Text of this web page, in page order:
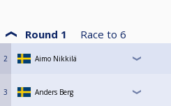
Round 1 Race to 6
2 Aimo Nikkilä
3 Anders Berg